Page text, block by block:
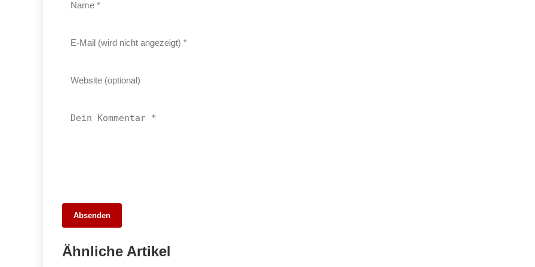
Absenden
Ähnliche Artikel
Turbulente Ereignisse in Ludwigsburg:
Von schweren Unfällen bis zu dreistem